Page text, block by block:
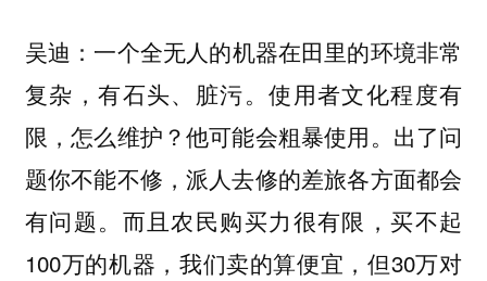
吴迪： 一个全无人的机器在田里的环境非常
复杂，有石头、脏污。使用者文化程度有
限，怎么维护？他可能会粗暴使用。出了问
题你不能不修，派人去修的差旅各方面都会
有问题。而且农民购买力很有限，买不起
100万的机器，我们卖的算便宜，但30万对